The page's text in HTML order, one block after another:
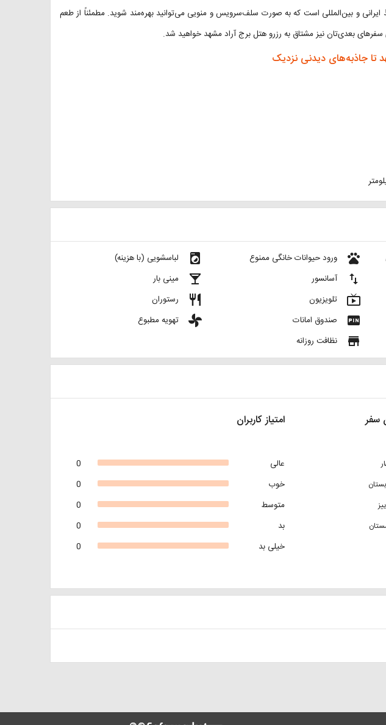
لذیذ ایرانی و بین‌المللی است که به صورت سلف‌سرویس و منویی می‌توانید بهره‌مند شوید. مطمئناً از طعم
بعدی‌تان نیز مشتاق به رزرو هتل برج آراد مشهد خواهید شد.
تا جاذبه‌های دیدنی نزدیک
local_laundry_service لباسشویی (با هزینه)
local_bar مینی بار
restaurant رستوران
toys تهویه مطبوع
pets ورود حیوانات خانگی ممنوع
import_export آسانسور
live_tv تلویزیون
fiber_pin صندوق امانات
store نظافت روزانه
امتیاز کاربران
0
عالی
0
خوب
0
متوسط
0
بد
0
خیلی بد
سفر